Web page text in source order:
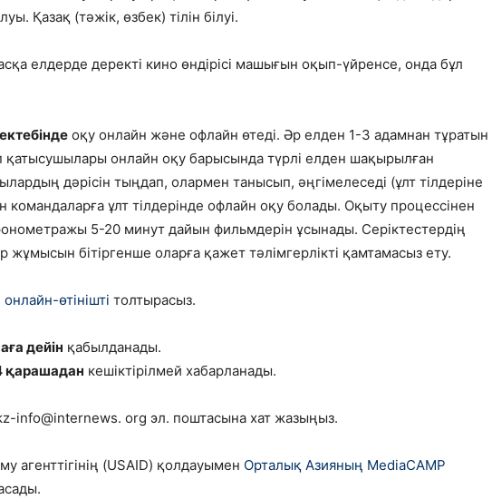
Қазақ (тәжік, өзбек) тілін білуі.
елдерде деректі кино өндірісі машығын оқып-үйренсе, онда бұл
оқу онлайн және офлайн өтеді. Әр елден 1-3 адамнан тұратын
онлайн оқу барысында түрлі елден шақырылған
дәрісін тыңдап, олармен танысып, әңгімелеседі (ұлт тілдеріне
ұлт тілдерінде офлайн оқу болады. Оқыту процессінен
5-20 минут дайын фильмдерін ұсынады. Серіктестердің
жұмысын бітіргенше оларға қажет тәлімгерлікті қамтамасыз ету.
онлайн-өтінішті толтырасыз.
дейін қабылданады.
қарашадан кешіктірілмей хабарланады.
info@internews. org эл. поштасына хат жазыңыз.
(USAID) қолдауымен Орталық Азияның MediaCAMP